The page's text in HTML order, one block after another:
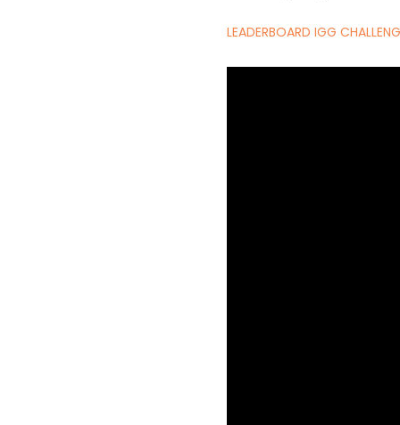
LEADERBOARD IGG